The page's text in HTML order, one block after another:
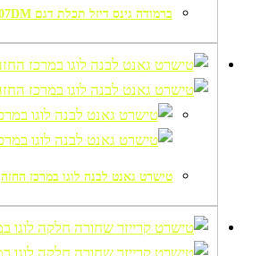
ברמודה גינס דיזל תכלת דגם 007DM
טישרט גאנט לבנה לוגו במרכז החזה